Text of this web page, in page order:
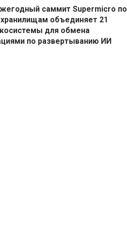
саммит Supermicro по
объединяет 21
для обмена
по развертыванию ИИ